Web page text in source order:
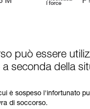
può essere
seconda della
è sospeso l'infortunato
di soccorso.